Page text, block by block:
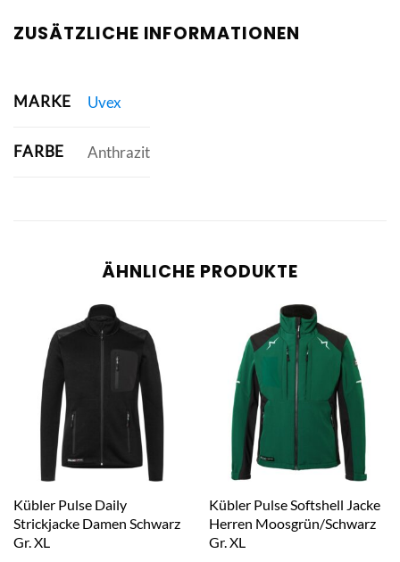
ZUSÄTZLICHE INFORMATIONEN
MARKE Uvex
FARBE Anthrazit
ÄHNLICHE PRODUKTE
Kübler Pulse Daily
Strickjacke Damen Schwarz
Gr. XL
Kübler Pulse Softshell Jacke
Herren Moosgrün/Schwarz
Gr. XL